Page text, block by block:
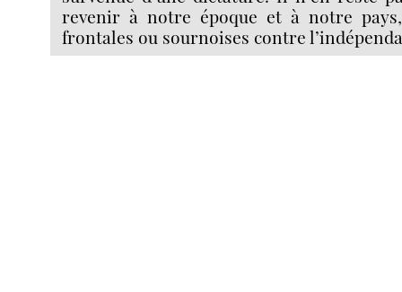
revenir à notre époque et à notre
frontales ou sournoises contre